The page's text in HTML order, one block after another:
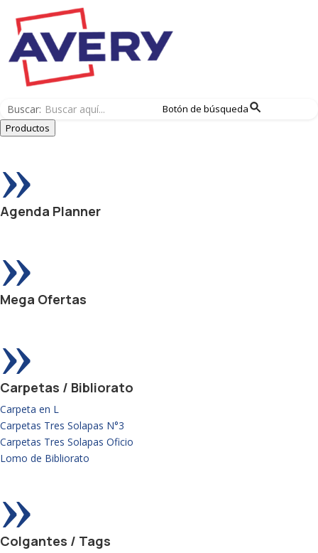
Buscar:
Botón de búsqueda
Productos
»
Agenda Planner
»
Mega Ofertas
»
Carpetas / Bibliorato
Carpeta en L
Carpetas Tres Solapas N°3
Carpetas Tres Solapas Oficio
Lomo de Bibliorato
»
Colgantes / Tags